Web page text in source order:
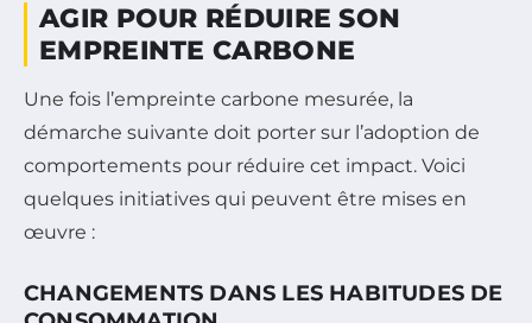
AGIR POUR RÉDUIRE SON
EMPREINTE CARBONE
Une fois l’empreinte carbone mesurée, la
démarche suivante doit porter sur l’adoption de
comportements pour réduire cet impact. Voici
quelques initiatives qui peuvent être mises en
œuvre :
CHANGEMENTS DANS LES HABITUDES DE